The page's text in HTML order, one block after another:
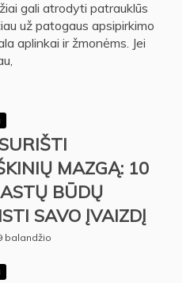
gali atrodyti patrauklūs
už patogaus apsipirkimo
aplinkai ir žmonėms. Jei
MAZGĄ: 10
BŪDŲ
SAVO ĮVAIZDĮ
balandžio